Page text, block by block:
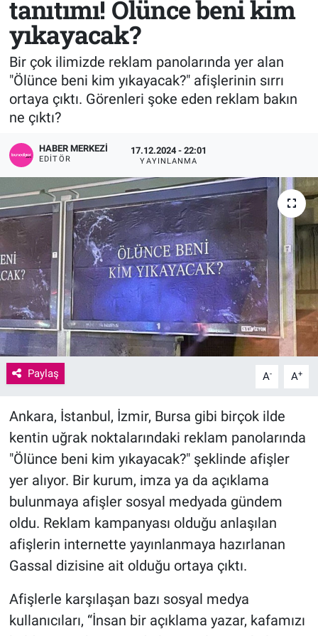
tanıtımı! Ölünce beni kim
yıkayacak?
Bir çok ilimizde reklam panolarında yer alan
"Ölünce beni kim yıkayacak?" afişlerinin sırrı
ortaya çıktı. Görenleri şoke eden reklam bakın
ne çıktı?
HABER MERKEZI
EDITÖR
17.12.2024 - 22:01
YAYINLANMA
Paylaş A- A+
Ankara, İstanbul, İzmir, Bursa gibi birçok ilde
kentin uğrak noktalarındaki reklam panolarında
"Ölünce beni kim yıkayacak?" şeklinde afişler
yer alıyor. Bir kurum, imza ya da açıklama
bulunmaya afişler sosyal medyada gündem
oldu. Reklam kampanyası olduğu anlaşılan
afişlerin internette yayınlanmaya hazırlanan
Gassal dizisine ait olduğu ortaya çıktı.
Afişlerle karşılaşan bazı sosyal medya
kullanıcıları, “İnsan bir açıklama yazar, kafamızı
Spor
Teknoloji
KÜLTÜR SANAT